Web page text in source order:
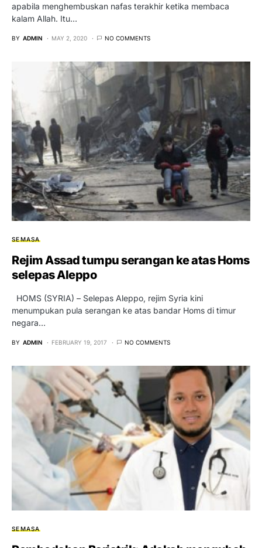
apabila menghembuskan nafas terakhir ketika membaca
kalam Allah. Itu…
BY ADMIN MAY 2, 2020 NO COMMENTS
SEMASA
Rejim Assad tumpu serangan ke atas Homs
selepas Aleppo
HOMS (SYRIA) – Selepas Aleppo, rejim Syria kini
menumpukan pula serangan ke atas bandar Homs di timur
negara…
BY ADMIN FEBRUARY 19, 2017 NO COMMENTS
SEMASA